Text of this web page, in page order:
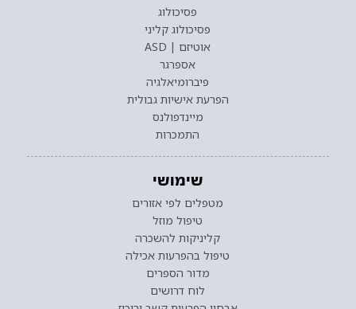
פסיכולוג
פסיכולוג קליני
אוטיזם | ASD
אספרגר
פיברומיאלגיה
הפרעת אישיות גבולית
מיינדפולנס
התמכרות
שימושי
מטפלים לפי אזורים
טיפול מוזל
קליניקות להשכרה
טיפול בהפרעות אכילה
מדור הספרים
לוח דרושים